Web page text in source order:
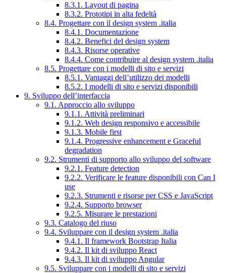
8.3.1. Layout di pagina
8.3.2. Prototipi in alta fedeltà
8.4. Progettare con il design system .italia
8.4.1. Documentazione
8.4.2. Benefici del design system
8.4.3. Risorse operative
8.4.4. Come contribuire al design system .italia
8.5. Progettare con i modelli di sito e servizi
8.5.1. Vantaggi dell’utilizzo dei modelli
8.5.2. I modelli di sito e servizi disponibili
9. Sviluppo dell’interfaccia
9.1. Approccio allo sviluppo
9.1.1. Attività preliminari
9.1.2. Web design responsivo e accessibile
9.1.3. Mobile first
9.1.4. Progressive enhancement e Graceful
degradation
9.2. Strumenti di supporto allo sviluppo del software
9.2.1. Feature detection
9.2.2. Verificare le feature disponibili con Can I
use
9.2.3. Strumenti e risorse per CSS e JavaScript
9.2.4. Supporto browser
9.2.5. Misurare le prestazioni
9.3. Catalogo del riuso
9.4. Sviluppare con il design system .italia
9.4.1. Il framework Bootstrap Italia
9.4.2. Il kit di sviluppo React
9.4.3. Il kit di sviluppo Angular
9.5. Sviluppare con i modelli di sito e servizi